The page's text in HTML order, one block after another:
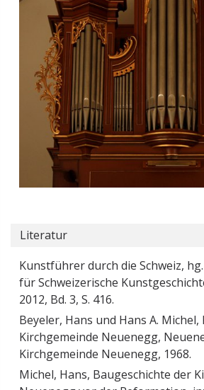
Literatur
Kunstführer durch die Schweiz,
für Schweizerische
2012, Bd. 3, S. 416.
Beyeler, Hans und Hans A. Michel,
Kirchgemeinde Neuenegg,
Kirchgemeinde Neuenegg, 1968.
Michel, Hans, Baugeschichte der